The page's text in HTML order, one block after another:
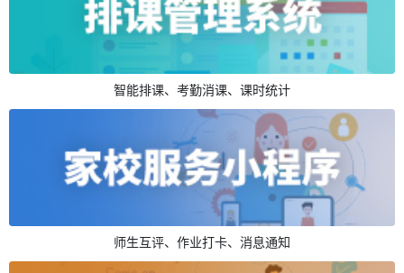
智能排课、考勤消课、课时统计
师生互评、作业打卡、消息通知